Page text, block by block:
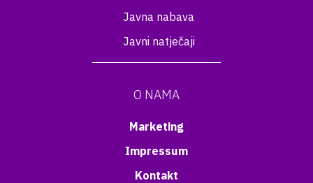
Javna nabava
Javni natječaji
O NAMA
Marketing
Impressum
Kontakt